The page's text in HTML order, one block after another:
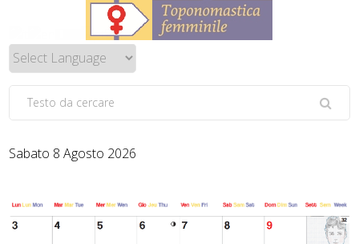
Sabato 8 Agosto 2026